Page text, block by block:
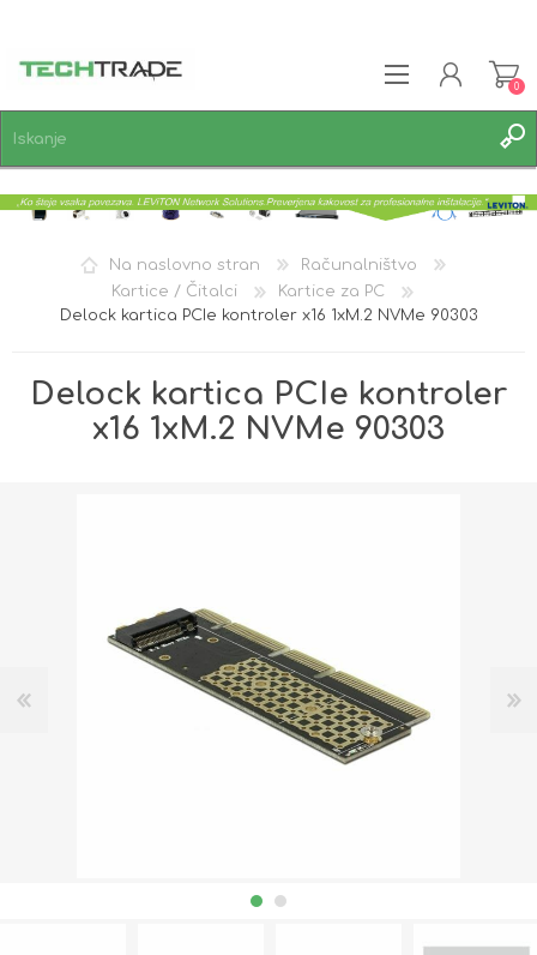
PRIJAVA
0
Na naslovno stran
Računalništvo
Kartice / Čitalci
Kartice za PC
Delock kartica PCIe kontroler x16 1xM.2 NVMe 90303
Delock kartica PCIe kontroler
x16 1xM.2 NVMe 90303